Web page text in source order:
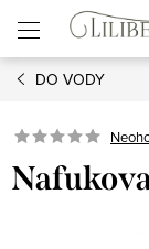
obsah
DO VODY